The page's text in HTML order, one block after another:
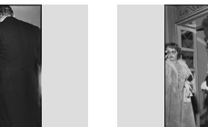
la
regia di